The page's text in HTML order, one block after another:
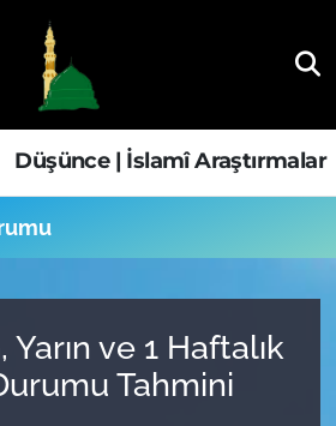
Düşünce | İslamî Araştırmalar
ve 1 Haftalık
Tahmini
Araştırmalar